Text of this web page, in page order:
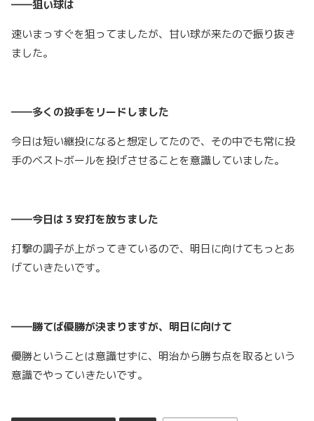
――狙い球は
速いまっすぐを狙ってましたが、甘い球が来たので振り抜き
ました。
――多くの投手をリードしました
今日は短い継投になると想定してたので、その中でも常に投
手のベストボールを投げさせることを意識していました。
――今日は３安打を放ちました
打撃の調子が上がってきているので、明日に向けてもっとあ
げていきたいです。
――勝てば優勝が決まりますが、明日に向けて
優勝ということは意識せずに、明治から勝ち点を取るという
意識でやっていきたいです。